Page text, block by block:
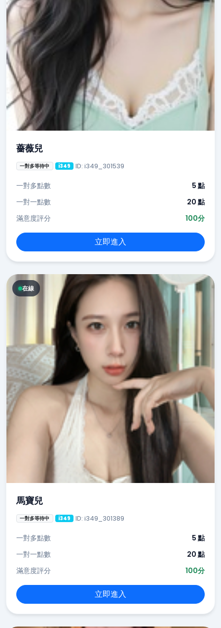
薔薇兒
一對多等待中 i349 ID: i349_301539
一對多點數
5 點
一對一點數
20 點
滿意度評分
100分
立即進入
在線
馬寶兒
一對多等待中 i349 ID: i349_301389
一對多點數
5 點
一對一點數
20 點
滿意度評分
100分
立即進入